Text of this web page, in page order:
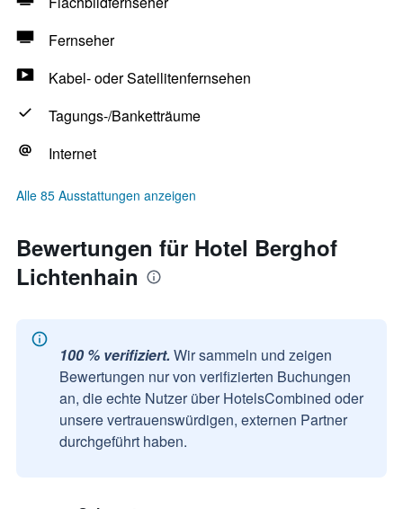
Fernseher
Kabel- oder Satellitenfernsehen
Tagungs-/Banketträume
Internet
Alle 85 Ausstattungen anzeigen
Bewertungen für Hotel Berghof
Lichtenhain
100 % verifiziert. Wir sammeln und zeigen
Bewertungen nur von verifizierten Buchungen
an, die echte Nutzer über HotelsCombined oder
unsere vertrauenswürdigen, externen Partner
durchgeführt haben.